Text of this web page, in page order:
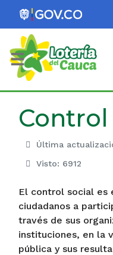
Lotería
Control
Última
Visto: 6912
El control social es
ciudadanos a
través de sus
instituciones, en la
pública y sus